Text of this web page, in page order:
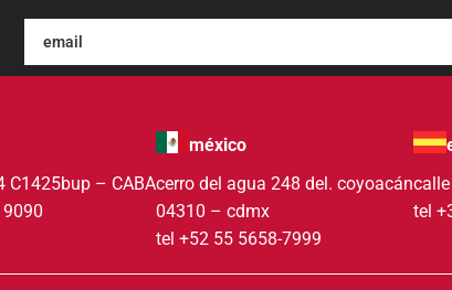
C1425bup – CABA
méxico
cerro del agua 248 del. coyoacán
04310 – cdmx
tel +52 55 5658-7999
tel